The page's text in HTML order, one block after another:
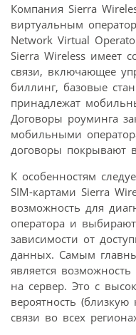
Компания Sierra
виртуальным
Network Virtual
Sierra Wireless имеет
связи, включающее
биллинг, базовые
принадлежат
Договоры роуминга
мобильными
договоры покрывают
К особенностям
SIM-картами Sierra
возможность для
оператора и
зависимости от
данных. Самым
является
на сервер. Это с
вероятность
связи во всех